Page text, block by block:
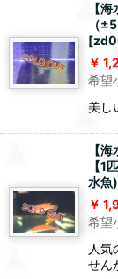
【
（
[
希望
美し
【
【1
水魚)
希望
人気
せん